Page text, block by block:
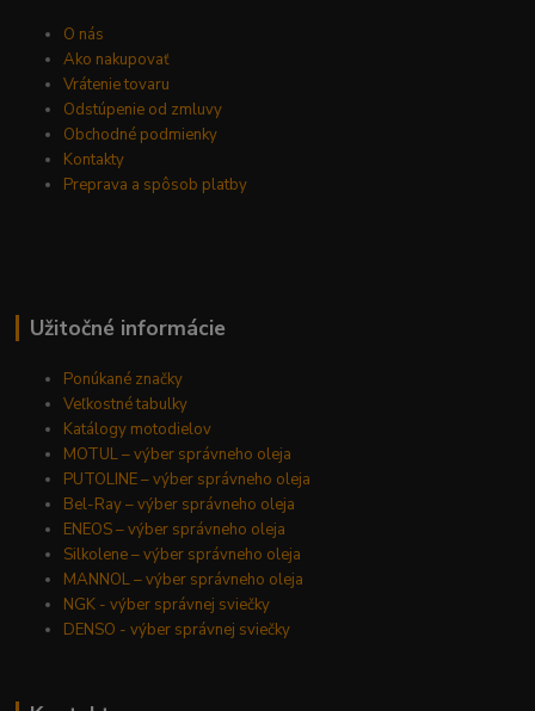
O nás
Ako nakupovať
Vrátenie tovaru
Odstúpenie od zmluvy
Obchodné podmienky
Kontakty
Preprava a spôsob platby
Užitočné informácie
Ponúkané značky
Veľkostné tabulky
Katálogy motodielov
MOTUL – výber správneho oleja
PUTOLINE – výber správneho oleja
Bel-Ray – výber správneho oleja
ENEOS – výber správneho oleja
Silkolene – výber správneho oleja
MANNOL – výber správneho oleja
NGK - výber správnej sviečky
DENSO - výber správnej sviečky